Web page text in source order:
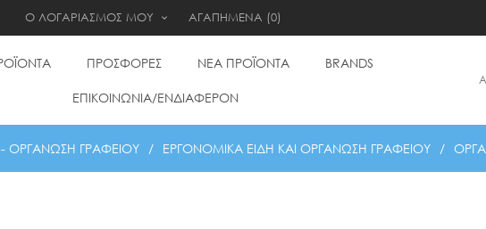
Ο ΛΟΓΑΡΙΑΣΜΟΣ ΜΟΥ ΑΓΑΠΗΜΕΝΑ (0)
ΠΡΟΣΦΟΡΕΣ ΝΕΑ ΠΡΟΪΟΝΤΑ BRANDS
ΕΠΙΚΟΙΝΩΝΙΑ/ΕΝΔΙΑΦΕΡΟΝ
ΟΡΓΑΝΩΣΗ ΓΡΑΦΕΙΟΥ / ΕΡΓΟΝΟΜΙΚΑ ΕΙΔΗ ΚΑΙ ΟΡΓΑΝΩΣΗ ΓΡΑΦΕΙΟΥ /